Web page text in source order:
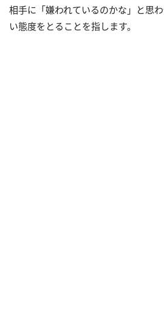
相手に「嫌われているのかな」と思
い態度をとることを指します。